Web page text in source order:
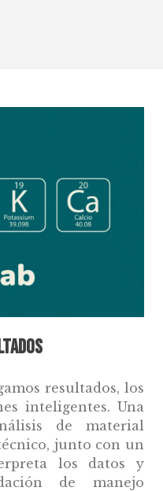
resultados, los
inteligentes. Una
de material
junto con un
los datos y
de manejo